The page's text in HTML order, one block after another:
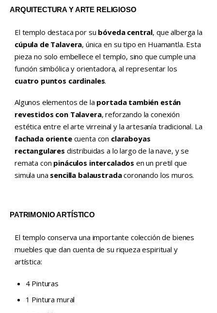
ARQUITECTURA Y ARTE RELIGIOSO
El templo destaca por su bóveda central, que alberga la
cúpula de Talavera, única en su tipo en Huamantla. Esta
pieza no solo embellece el templo, sino que cumple una
función simbólica y orientadora, al representar los
cuatro puntos cardinales.
Algunos elementos de la portada también están
revestidos con Talavera, reforzando la conexión
estética entre el arte virreinal y la artesanía tradicional. La
fachada orientecuenta con claraboyas
rectangulares distribuidas a lo largo de la nave, y se
remata con pináculos intercalados en un pretil que
simula una sencilla balaustradacoronando los muros.
PATRIMONIO ARTÍSTICO
El templo conserva una importante colección de bienes
muebles que dan cuenta de su riqueza espiritual y
artística:
4 Pinturas
1 Pintura mural